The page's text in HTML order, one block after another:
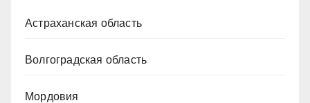
Астраханская область
Волгоградская область
Мордовия